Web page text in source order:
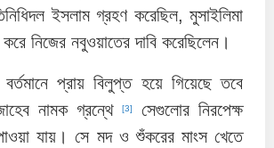
ইসলাম গ্রহণ করেছিল, মুসাইলিমা
নিজের নবুওয়াতের দাবি করেছিলেন।
বর্তমানে প্রায় বিলুপ্ত হয়ে গিয়েছে তবে
নামক গ্রন্থে[3]
সেগুলোর নিরপেক্ষ
যায়। সে মদ ও শুঁকরের মাংস খেতে